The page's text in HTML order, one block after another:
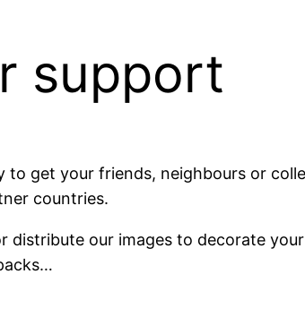
support
to get your friends, neighbours or
countries.
distribute our images to decorate